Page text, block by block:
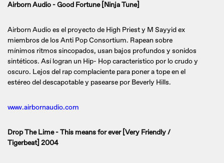
Airborn Audio - Good Fortune [Ninja Tune]
Airborn Audio es el proyecto de High Priest y M Sayyid ex
miembros de los Anti Pop Consortium. Rapean sobre
mínimos ritmos sincopados, usan bajos profundos y sonidos
sintéticos. Así logran un Hip- Hop característico por lo crudo y
oscuro. Lejos del rap complaciente para poner a tope en el
estéreo del descapotable y pasearse por Beverly Hills.
www.airbornaudio.com
Drop The Lime - This means for ever [Very Friendly /
Tigerbeat] 2004